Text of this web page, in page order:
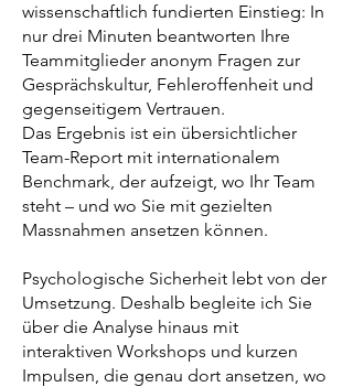
wissenschaftlich fundierten Einstieg: In
nur drei Minuten beantworten Ihre
Teammitglieder anonym Fragen zur
Gesprächskultur, Fehleroffenheit und
gegenseitigem Vertrauen.
Das Ergebnis ist ein übersichtlicher
Team-Report mit internationalem
Benchmark, der aufzeigt, wo Ihr Team
steht – und wo Sie mit gezielten
Massnahmen ansetzen können.
Psychologische Sicherheit lebt von der
Umsetzung. Deshalb begleite ich Sie
über die Analyse hinaus mit
interaktiven Workshops und kurzen
Impulsen, die genau dort ansetzen, wo